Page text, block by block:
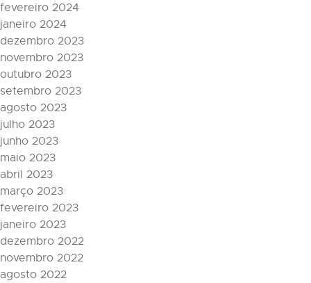
fevereiro 2024
janeiro 2024
dezembro 2023
novembro 2023
outubro 2023
setembro 2023
agosto 2023
julho 2023
junho 2023
maio 2023
abril 2023
março 2023
fevereiro 2023
janeiro 2023
dezembro 2022
novembro 2022
agosto 2022